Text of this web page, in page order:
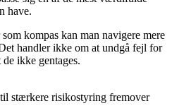
have.
kompas kan man navigere mere
handler ikke om at undgå fejl for
ikke gentages.
stærkere risikostyring fremover